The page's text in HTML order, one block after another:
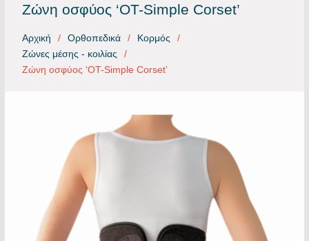
Ζώνη οσφύος ‘OT-Simple Corset’
Αρχική Ορθοπεδικά
Κορμός
Ζώνες μέσης - κοιλίας
Ζώνη οσφύος ‘OT-Simple Corset’